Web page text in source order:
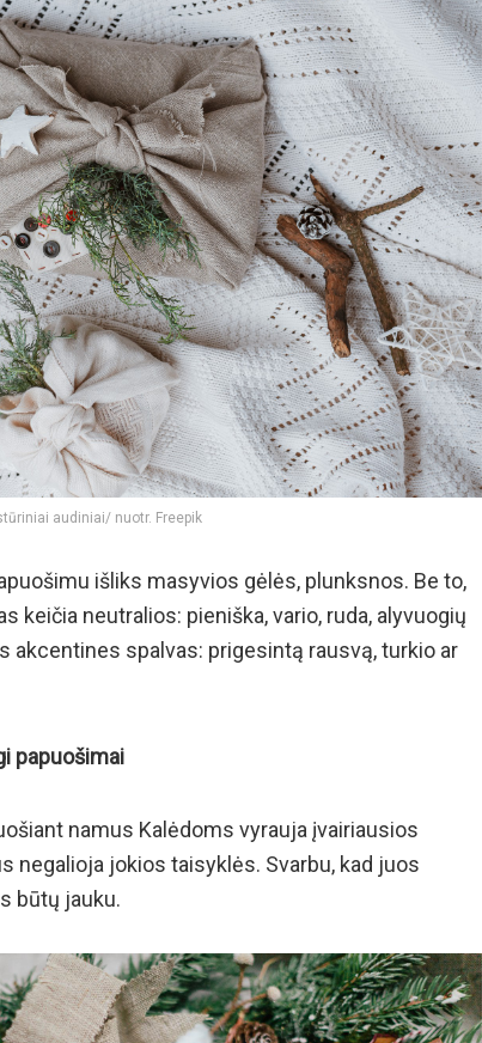
audiniai/ nuotr. Freepik
išliks masyvios gėlės, plunksnos. Be to,
keičia neutralios: pieniška, vario, ruda, alyvuogių
akcentines spalvas: prigesintą rausvą, turkio ar
papuošimai
namus Kalėdoms vyrauja įvairiausios
negalioja jokios taisyklės. Svarbu, kad juos
būtų jauku.